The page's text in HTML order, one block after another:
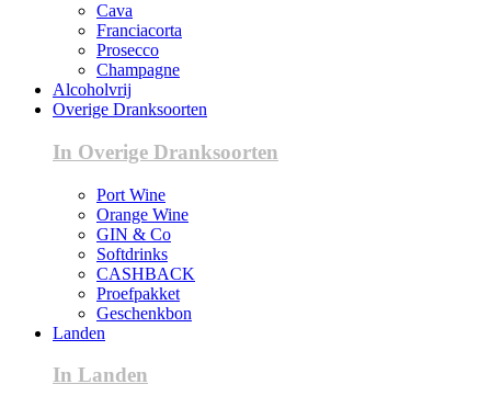
Cava
Franciacorta
Prosecco
Champagne
Alcoholvrij
Overige Dranksoorten
In Overige Dranksoorten
Port Wine
Orange Wine
GIN & Co
Softdrinks
CASHBACK
Proefpakket
Geschenkbon
Landen
In Landen